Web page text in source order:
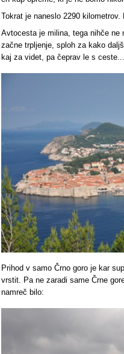
Tokrat je naneslo 2290
Avtocesta je milina, tega nihče
začne trpljenje, sploh za kako
kaj za videt, pa čeprav le s ceste...
Prihod v samo Črno goro je kar
vrstit. Pa ne zaradi same Črne
namreč bilo: